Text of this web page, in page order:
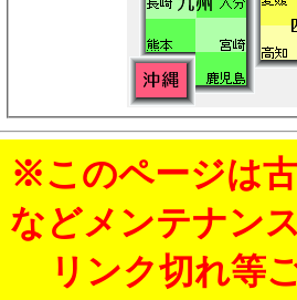
※このページは
などメンテナン
リンク切れ等